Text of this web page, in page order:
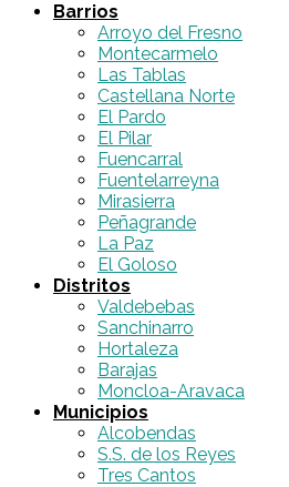
Barrios
Arroyo del Fresno
Montecarmelo
Las Tablas
Castellana Norte
El Pardo
El Pilar
Fuencarral
Fuentelarreyna
Mirasierra
Peñagrande
La Paz
El Goloso
Distritos
Valdebebas
Sanchinarro
Hortaleza
Barajas
Moncloa-Aravaca
Municipios
Alcobendas
S.S. de los Reyes
Tres Cantos